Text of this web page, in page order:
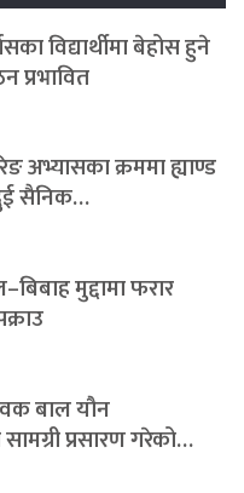
विद्यार्थीमा बेहोस हुने
प्रभावित
अभ्यासका क्रममा ह्याण्ड
सैनिक…
मुद्दामा फरार
बाल यौन
सामग्री प्रसारण गरेको…